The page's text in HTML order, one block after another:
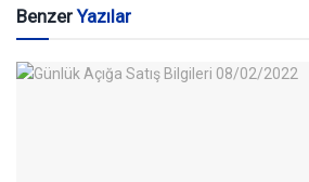
BenzerYazılar